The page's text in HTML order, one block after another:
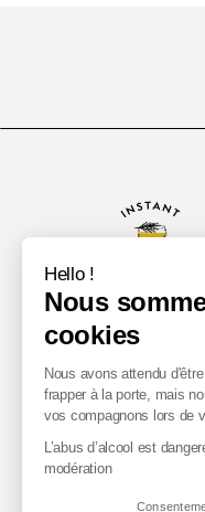
Hello !
Nous
cookies
Nous avons attendu
frapper à la porte, mais
vos compagnons lors de
L’abus d’alcool est
modération